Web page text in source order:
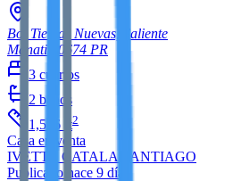
Bo. Tierras Nuevas, Saliente
Manati
00674 PR
3 cuartos
2 baños
1,526
ft2
Casa en venta
IVETTE CATALA SANTIAGO
Publicado hace 9 días